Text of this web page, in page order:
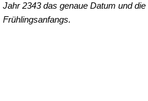
Jahr 2343 das genaue Datum und
Frühlingsanfangs.